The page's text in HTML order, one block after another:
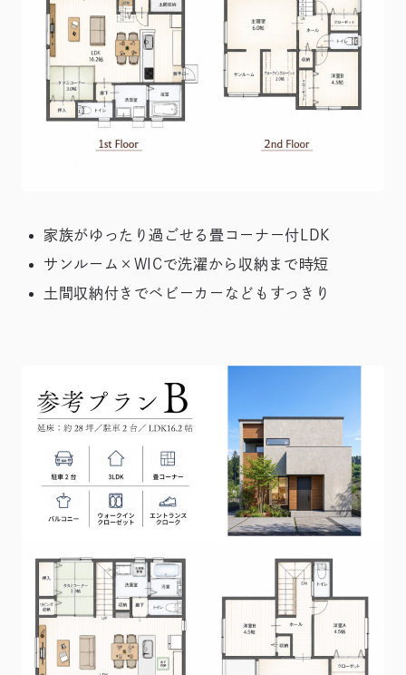
家族がゆったり過ごせる畳コーナー付LDK
サンルーム×WICで洗濯から収納まで時短
土間収納付きでベビーカーなどもすっきり